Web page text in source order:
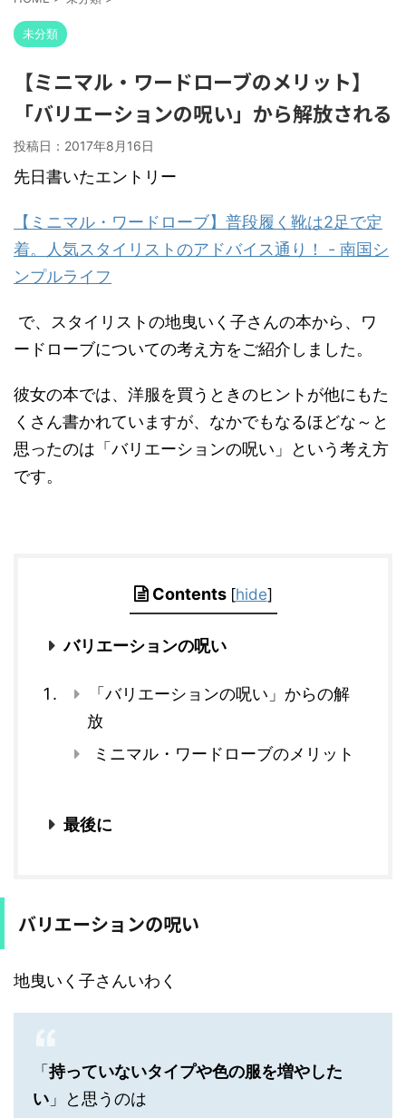
未分類
【ミニマル・ワードローブのメリット】
「バリエーションの呪い」から解放される
投稿日： 2017年8月16日
先日書いたエントリー
【ミニマル・ワードローブ】普段履く靴は2足で定
着。人気スタイリストのアドバイス通り！ - 南国シ
ンプルライフ
で、スタイリストの地曳いく子さんの本から、ワ
ードローブについての考え方をご紹介しました。
彼女の本では、洋服を買うときのヒントが他にもた
くさん書かれていますが、なかでもなるほどな～と
思ったのは「バリエーションの呪い」という考え方
です。
Contents [hide]
バリエーションの呪い
「バリエーションの呪い」からの解
放
ミニマル・ワードローブのメリット
最後に
バリエーションの呪い
地曳いく子さんいわく
「 持っていないタイプや色の服を増やした
い 」と思うのは